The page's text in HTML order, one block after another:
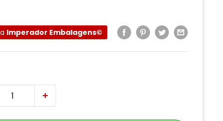
Imperador Embalagens©